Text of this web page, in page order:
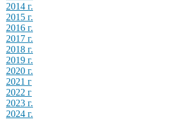
2014 г.
2015 г.
2016 г.
2017 г.
2018 г.
2019 г.
2020 г.
2021 г
2022 г
2023 г.
2024 г.